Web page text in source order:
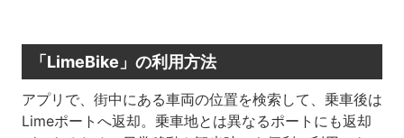
「LimeBike」の利用方法
アプリで、街中にある車両の位置を検索して、乗車後は
Limeポートへ返却。乗車地とは異なるポートにも返却